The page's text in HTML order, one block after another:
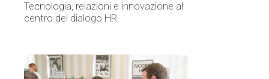
Tecnologia, relazioni e innovazione al
centro del dialogo HR.